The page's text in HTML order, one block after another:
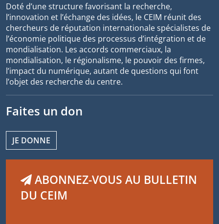
Doté d’une structure favorisant la recherche,
l’innovation et l’échange des idées, le CEIM réunit des
chercheurs de réputation internationale spécialistes de
l’économie politique des processus d’intégration et de
mondialisation. Les accords commerciaux, la
mondialisation, le régionalisme, le pouvoir des firmes,
l’impact du numérique, autant de questions qui font
l’objet des recherche du centre.
Faites un don
JE DONNE
ABONNEZ-VOUS AU BULLETIN
DU CEIM